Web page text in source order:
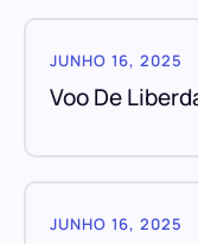
JUNHO 16, 2025
Voo De
JUNHO 16, 2025